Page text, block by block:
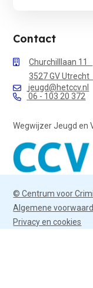
Contact
Churchilllaan 11
3527 GV Utrecht
jeugd@hetccv.nl
06 - 103 20 372
Wegwijzer Jeugd en
© Centrum voor
Algemene
Privacy en cookies